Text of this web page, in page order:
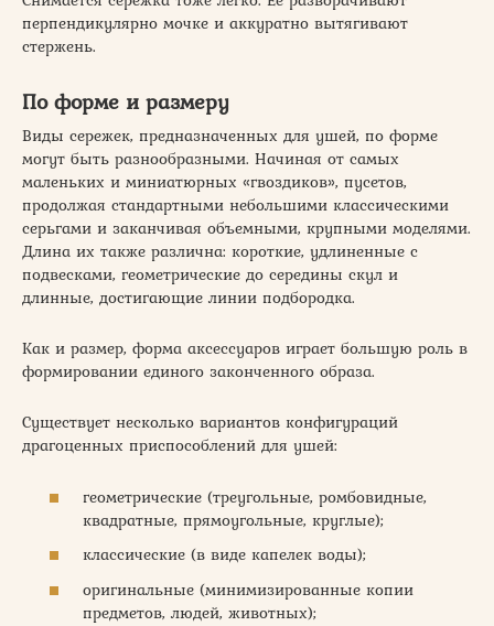
перпендикулярно мочке и аккуратно вытягивают
стержень.
По форме и размеру
Виды сережек, предназначенных для ушей, по форме
могут быть разнообразными. Начиная от самых
маленьких и миниатюрных «гвоздиков», пусетов,
продолжая стандартными небольшими классическими
серьгами и заканчивая объемными, крупными моделями.
Длина их также различна: короткие, удлиненные с
подвесками, геометрические до середины скул и
длинные, достигающие линии подбородка.
Как и размер, форма аксессуаров играет большую роль в
формировании единого законченного образа.
Существует несколько вариантов конфигураций
драгоценных приспособлений для ушей:
геометрические (треугольные, ромбовидные,
квадратные, прямоугольные, круглые);
классические (в виде капелек воды);
оригинальные (минимизированные копии
предметов, людей, животных);